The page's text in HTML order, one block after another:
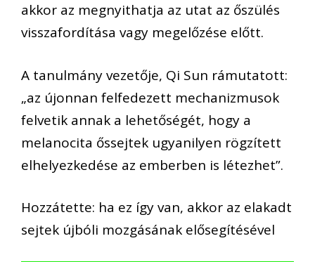
akkor az megnyithatja az utat az őszülés
visszafordítása vagy megelőzése előtt.
A tanulmány vezetője, Qi Sun rámutatott:
„az újonnan felfedezett mechanizmusok
felvetik annak a lehetőségét, hogy a
melanocita őssejtek ugyanilyen rögzített
elhelyezkedése az emberben is létezhet”.
Hozzátette: ha ez így van, akkor az elakadt
sejtek újbóli mozgásának elősegítésével